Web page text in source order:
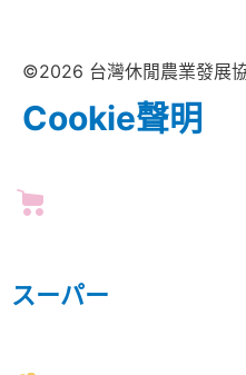
©2026 台灣休閒農業發展
Cookie聲明
スーパー